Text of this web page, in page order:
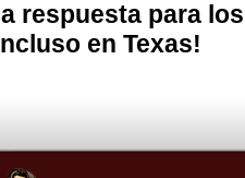
en Texas!